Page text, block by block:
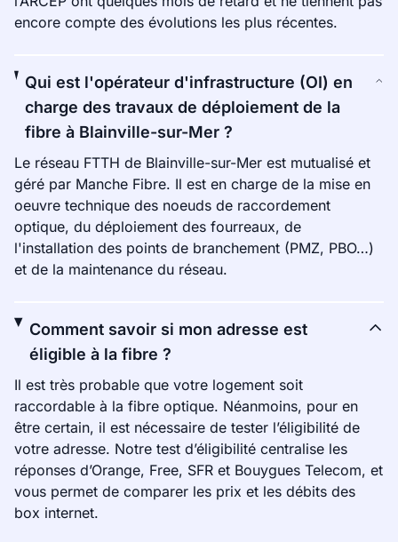
encore compte des évolutions les plus récentes.
Qui est l'opérateur d'infrastructure (OI) en
charge des travaux de déploiement de la
fibre à Blainville-sur-Mer ?
Le réseau FTTH de Blainville-sur-Mer est mutualisé et
géré par Manche Fibre. Il est en charge de la mise en
oeuvre technique des noeuds de raccordement
optique, du déploiement des fourreaux, de
l'installation des points de branchement (PMZ, PBO…)
et de la maintenance du réseau.
Comment savoir si mon adresse est
éligible à la fibre ?
Il est très probable que votre logement soit
raccordable à la fibre optique. Néanmoins, pour en
être certain, il est nécessaire de tester l’éligibilité de
votre adresse. Notre test d’éligibilité centralise les
réponses d’Orange, Free, SFR et Bouygues Telecom, et
vous permet de comparer les prix et les débits des
box internet.